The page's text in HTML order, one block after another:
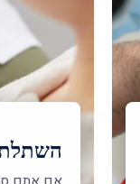
השתלת